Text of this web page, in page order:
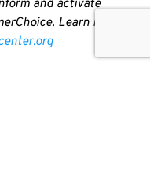
and activate
Learn more